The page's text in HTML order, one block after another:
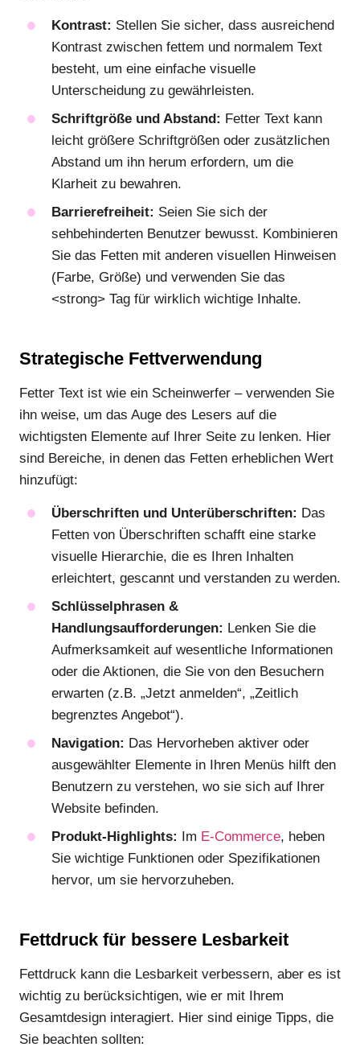
Kontrast: Stellen Sie sicher, dass ausreichend
Kontrast zwischen fettem und normalem Text
besteht, um eine einfache visuelle
Unterscheidung zu gewährleisten.
Schriftgröße und Abstand: Fetter Text kann
leicht größere Schriftgrößen oder zusätzlichen
Abstand um ihn herum erfordern, um die
Klarheit zu bewahren.
Barrierefreiheit: Seien Sie sich der
sehbehinderten Benutzer bewusst. Kombinieren
Sie das Fetten mit anderen visuellen Hinweisen
(Farbe, Größe) und verwenden Sie das
<strong> Tag für wirklich wichtige Inhalte.
Strategische Fettverwendung
Fetter Text ist wie ein Scheinwerfer – verwenden Sie
ihn weise, um das Auge des Lesers auf die
wichtigsten Elemente auf Ihrer Seite zu lenken. Hier
sind Bereiche, in denen das Fetten erheblichen Wert
hinzufügt:
Überschriften und Unterüberschriften: Das
Fetten von Überschriften schafft eine starke
visuelle Hierarchie, die es Ihren Inhalten
erleichtert, gescannt und verstanden zu werden.
Schlüsselphrasen &
Handlungsaufforderungen: Lenken Sie die
Aufmerksamkeit auf wesentliche Informationen
oder die Aktionen, die Sie von den Besuchern
erwarten (z.B. „Jetzt anmelden“, „Zeitlich
begrenztes Angebot“).
Navigation: Das Hervorheben aktiver oder
ausgewählter Elemente in Ihren Menüs hilft den
Benutzern zu verstehen, wo sie sich auf Ihrer
Website befinden.
Produkt-Highlights: Im E-Commerce, heben
Sie wichtige Funktionen oder Spezifikationen
hervor, um sie hervorzuheben.
Fettdruck für bessere Lesbarkeit
Fettdruck kann die Lesbarkeit verbessern, aber es ist
wichtig zu berücksichtigen, wie er mit Ihrem
Gesamtdesign interagiert. Hier sind einige Tipps, die
Sie beachten sollten: